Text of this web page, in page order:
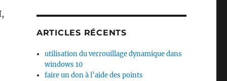
ARTICLES RÉCENTS
utilisation du verrouillage dynamique dans
windows 10
faire un don à l’aide des points